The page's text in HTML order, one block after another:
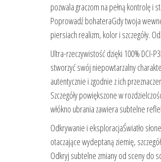
pozwala graczom na pełną kontrolę i
Poprowadź bohateraGdy twoja
piersiach realizm, kolor i szczegóły.
Ultra-rzeczywistość dzięki 100% DCI-
stworzyć swój niepowtarzalny
autentycznie i zgodnie z ich
Szczegóły powiększone w
włókno ubrania zawiera subtelne
Odkrywanie i eksploracjaŚwiatło
otaczające wydeptaną ziemię,
Odkryj subtelne zmiany od sceny do